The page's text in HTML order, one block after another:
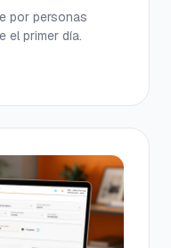
por personas
el primer día.